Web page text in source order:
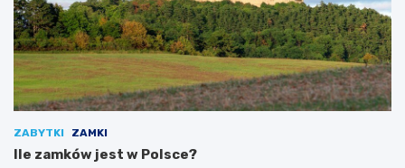
ZABYTKI ZAMKI
Ile zamków jest w Polsce?